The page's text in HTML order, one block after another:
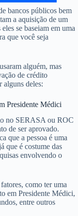
bancos públicos bem
a aquisição de um
se baseiam em uma
que você seja
alguém, mas
de crédito
alguns deles:
Presidente Médici
no SERASA ou ROC
de ser aprovado.
que a pessoa é uma
que é costume das
envolvendo o
como ter uma
em Presidente Médici,
entre outros